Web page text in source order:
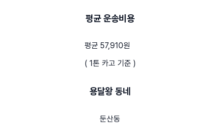
평균 운송비용
평균 57,910원
( 1톤 카고 기준 )
용달왕 동네
둔산동